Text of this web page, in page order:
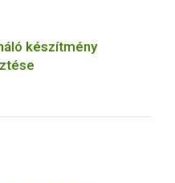
készítmény